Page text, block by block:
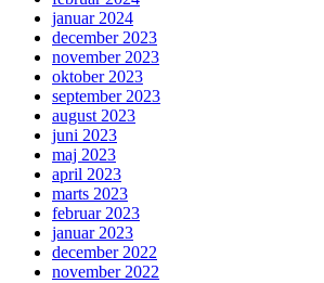
januar 2024
december 2023
november 2023
oktober 2023
september 2023
august 2023
juni 2023
maj 2023
april 2023
marts 2023
februar 2023
januar 2023
december 2022
november 2022